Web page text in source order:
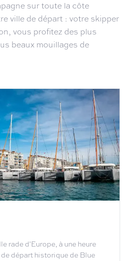
sur toute la côte
ville de départ : votre skipper
vous profitez des plus
beaux mouillages de
rade d'Europe, à une heure
départ historique de Blue